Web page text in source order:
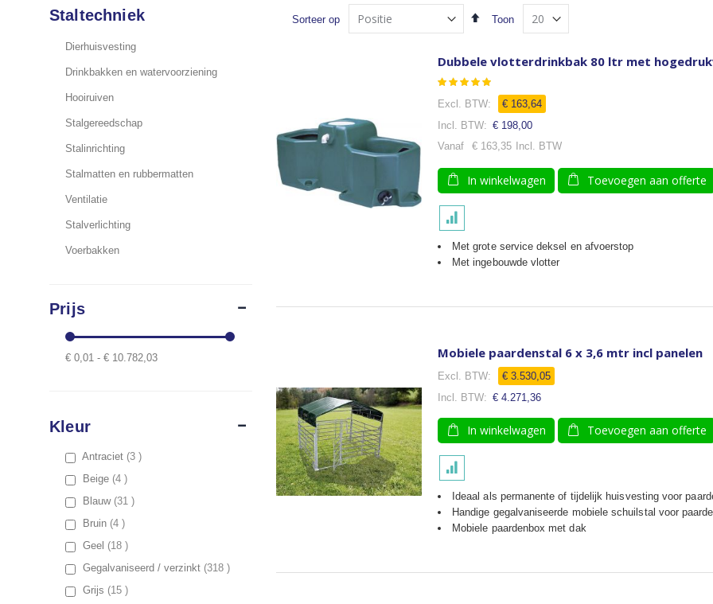
Sorteer op
Van
laag
Toon
Dubbele vlotterdrinkbak 80 ltr met
Waardering:
100
100
€ 163,64
€ 198,00
Vanaf
€ 163,35
In winkelwagen Toevoegen aan offerte
Met grote service deksel en afvoerstop
Met ingebouwde vlotter
Mobiele paardenstal 6 x 3,6 mtr incl panelen
€ 3.530,05
Speciale
€ 4.271,36
In winkelwagen Toevoegen aan offerte
Ideaal als permanente of tijdelijk huisvesting voor
Handige gegalvaniseerde mobiele schuilstal voor
Mobiele paardenbox met dak
Staltechniek
Dierhuisvesting
Drinkbakken en watervoorziening
Hooiruiven
Stalgereedschap
Stalinrichting
Stalmatten en rubbermatten
Ventilatie
Stalverlichting
Voerbakken
Prijs
€ 0,01 - € 10.782,03
Kleur
Antraciet 3 items
Beige 4 items
Blauw 31 items
Bruin 4 items
Geel
18 items
Gegalvaniseerd / verzinkt 318 items
Grijs 15 items